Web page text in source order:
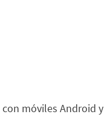
móviles Android y